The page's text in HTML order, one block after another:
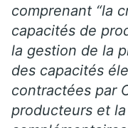
comprenant “la
capacités de
la gestion de la
des capacités
contractées par
producteurs et